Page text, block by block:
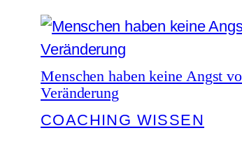
Menschen haben keine Angst
Veränderung
COACHING WISSEN